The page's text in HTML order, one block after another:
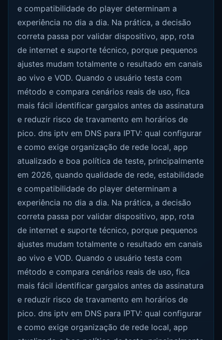
e compatibilidade do player determinam a
experiência no dia a dia. Na prática, a decisão
correta passa por validar dispositivo, app, rota
de internet e suporte técnico, porque pequenos
ajustes mudam totalmente o resultado em canais
ao vivo e VOD. Quando o usuário testa com
método e compara cenários reais de uso, fica
mais fácil identificar gargalos antes da assinatura
e reduzir risco de travamento em horários de
pico. dns iptv em DNS para IPTV: qual configurar
e como exige organização de rede local, app
atualizado e boa política de teste, principalmente
em 2026, quando qualidade de rede, estabilidade
e compatibilidade do player determinam a
experiência no dia a dia. Na prática, a decisão
correta passa por validar dispositivo, app, rota
de internet e suporte técnico, porque pequenos
ajustes mudam totalmente o resultado em canais
ao vivo e VOD. Quando o usuário testa com
método e compara cenários reais de uso, fica
mais fácil identificar gargalos antes da assinatura
e reduzir risco de travamento em horários de
pico. dns iptv em DNS para IPTV: qual configurar
e como exige organização de rede local, app